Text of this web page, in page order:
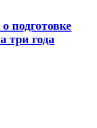
подготовке
три года